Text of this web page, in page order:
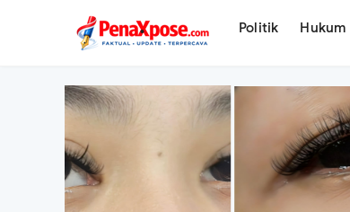
. Politik Hukum